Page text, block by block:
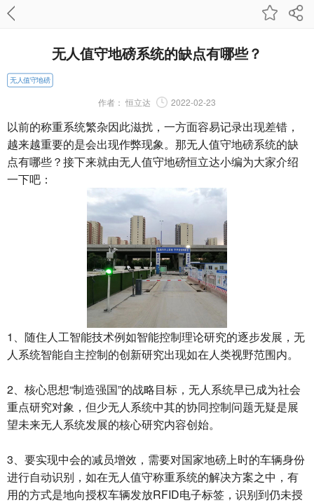
无人值守地磅系统的缺点有哪些？
无人值守地磅
作者： 恒立达 2022-02-23
以前的称重系统繁杂因此滋扰，一方面容易记录出现差错，
越来越重要的是会出现作弊现象。那无人值守地磅系统的缺
点有哪些？接下来就由无人值守地磅恒立达小编为大家介绍
一下吧：
1、随住人工智能技术例如智能控制理论研究的逐步发展，无
人系统智能自主控制的创新研究出现如在人类视野范围内。
2、核心思想“制造强国”的战略目标，无人系统早已成为社会
重点研究对象，但少无人系统中其的协同控制问题无疑是展
望未来无人系统发展的核心研究内容创始。
3、要实现中会的减员增效，需要对国家地磅上时的车辆身份
进行自动识别，如在无人值守称重系统的解决方案之中，有
用的方式是地向授权车辆发放RFID电子标签，识别到仍未授